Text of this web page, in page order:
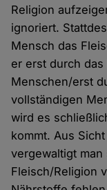
Religion
ignoriert.
Mensch das
er erst durch
Menschen/erst
vollständigen
wird es
kommt. Aus
vergewaltigt
Fleisch/Religion